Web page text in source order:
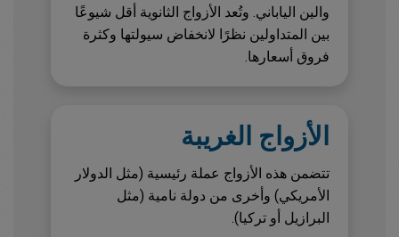
والين الياباني. وتُعد الأزواج الثانوية أقل شيوعًا
بين المتداولين نظرًا لانخفاض سيولتها وكثرة
فروق أسعارها.
الأزواج الغريبة
تتضمن هذه الأزواج عملة رئيسية (مثل الدولار
الأمريكي) وأخرى من دولة نامية (مثل
البرازيل أو تركيا).